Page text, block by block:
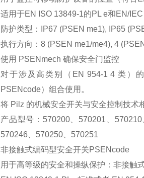
适用于EN ISO 13849-1的PL e和EN/
防护类型：IP67 (PSEN me1), IP65
执行方向：8 (PSEN me1/me4), 4
使用 PSENmech 确保安全门监控
对于涉及高类别（EN 954-1 4 类）
PSENcode）组合使用。
将 Pilz 的机械安全开关与安全控制技术
产品型号：570200、570201、
570246、570250、570251
非接触式编码型安全开关PSENcode
用于高等级的安全和操纵保护：非接触